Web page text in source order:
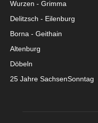
Wurzen - Grimma
Delitzsch - Eilenburg
Borna - Geithain
Altenburg
Döbeln
25 Jahre SachsenSonntag